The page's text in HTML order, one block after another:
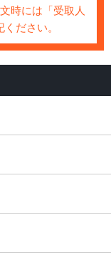
時には「受取人
ださい。